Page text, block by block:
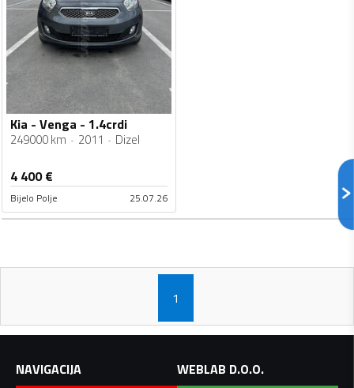
Kia - Venga - 1.4crdi
249000 km 2011 Dizel
4 400€
Bijelo Polje 25.07.26
1
NAVIGACIJA
WEBLAB D.O.O.